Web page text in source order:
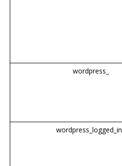
wordpress_
wordpress_logged_in_